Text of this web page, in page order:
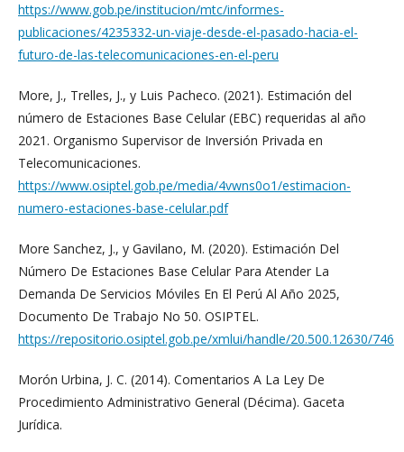
https://www.gob.pe/institucion/mtc/informes-
publicaciones/4235332-un-viaje-desde-el-pasado-hacia-el-
futuro-de-las-telecomunicaciones-en-el-peru
More, J., Trelles, J., y Luis Pacheco. (2021). Estimación del
número de Estaciones Base Celular (EBC) requeridas al año
2021. Organismo Supervisor de Inversión Privada en
Telecomunicaciones.
https://www.osiptel.gob.pe/media/4vwns0o1/estimacion-
numero-estaciones-base-celular.pdf
More Sanchez, J., y Gavilano, M. (2020). Estimación Del
Número De Estaciones Base Celular Para Atender La
Demanda De Servicios Móviles En El Perú Al Año 2025,
Documento De Trabajo No 50. OSIPTEL.
https://repositorio.osiptel.gob.pe/xmlui/handle/20.500.12630/746
Morón Urbina, J. C. (2014). Comentarios A La Ley De
Procedimiento Administrativo General (Décima). Gaceta
Jurídica.